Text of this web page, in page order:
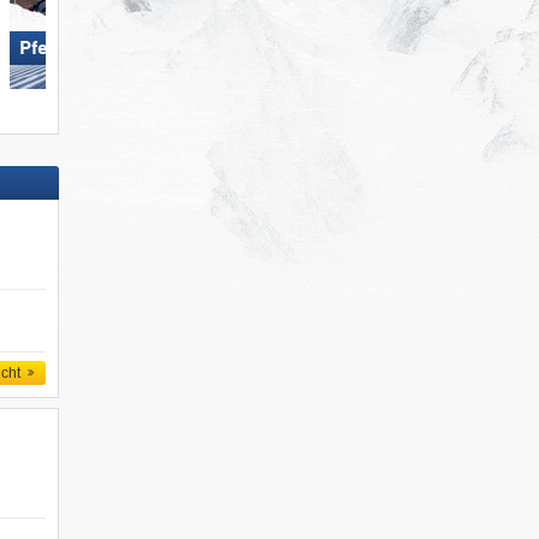
Pfelders Kronplatz